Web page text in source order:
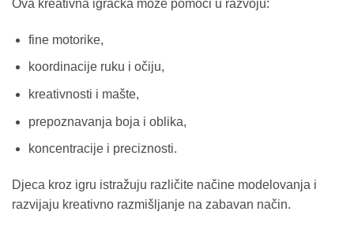
Ova kreativna igračka može pomoći u razvoju:
fine motorike,
koordinacije ruku i očiju,
kreativnosti i mašte,
prepoznavanja boja i oblika,
koncentracije i preciznosti.
Djeca kroz igru istražuju različite načine modelovanja i
razvijaju kreativno razmišljanje na zabavan način.